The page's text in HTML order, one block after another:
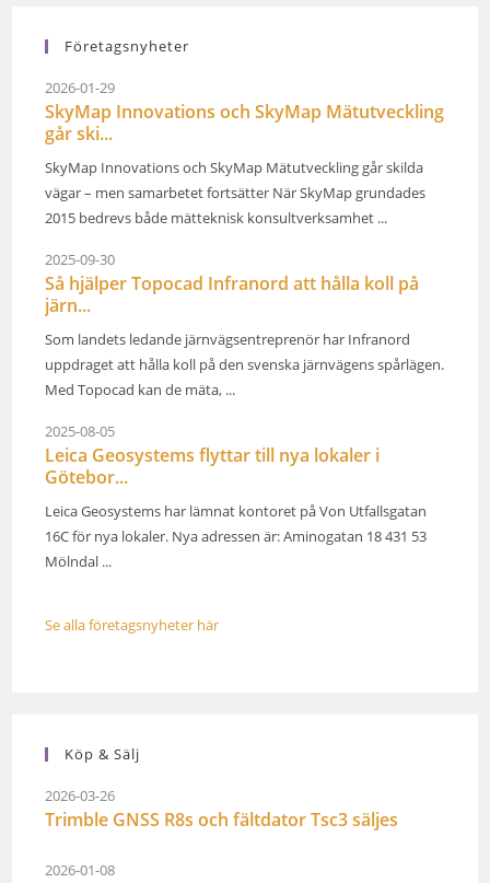
Företagsnyheter
2026-01-29
SkyMap Innovations och SkyMap Mätutveckling
går ski...
SkyMap Innovations och SkyMap Mätutveckling går skilda
vägar – men samarbetet fortsätter När SkyMap grundades
2015 bedrevs både mätteknisk konsultverksamhet ...
2025-09-30
Så hjälper Topocad Infranord att hålla koll på
järn...
Som landets ledande järnvägsentreprenör har Infranord
uppdraget att hålla koll på den svenska järnvägens spårlägen.
Med Topocad kan de mäta, ...
2025-08-05
Leica Geosystems flyttar till nya lokaler i
Götebor...
Leica Geosystems har lämnat kontoret på Von Utfallsgatan
16C för nya lokaler. Nya adressen är: Aminogatan 18 431 53
Mölndal ...
Se alla företagsnyheter här
Köp & Sälj
2026-03-26
Trimble GNSS R8s och fältdator Tsc3 säljes
2026-01-08